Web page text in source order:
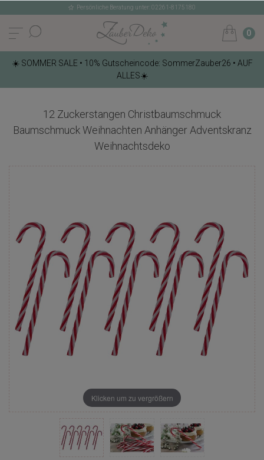
Persönliche Beratung unter: 02261-8175180
0
☀️ SOMMER SALE • 10% Gutscheincode: SommerZauber26 • AUF
ALLES☀️
12 Zuckerstangen Christbaumschmuck
Baumschmuck Weihnachten Anhänger Adventskranz
Weihnachtsdeko
Klicken um zu vergrößern